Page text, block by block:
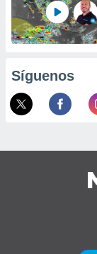
Síguenos